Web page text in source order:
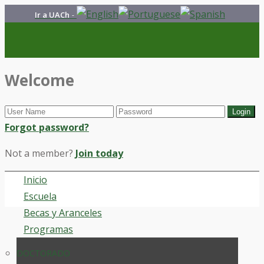
Ir a UACh -
Welcome
Forgot password?
Not a member? Join today
Inicio
Escuela
Becas y Aranceles
Programas
DOCTORADO